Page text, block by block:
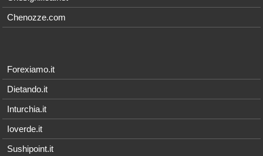
Chenozze.com
Forexiamo.it
Dietando.it
Inturchia.it
Ioverde.it
Sushipoint.it